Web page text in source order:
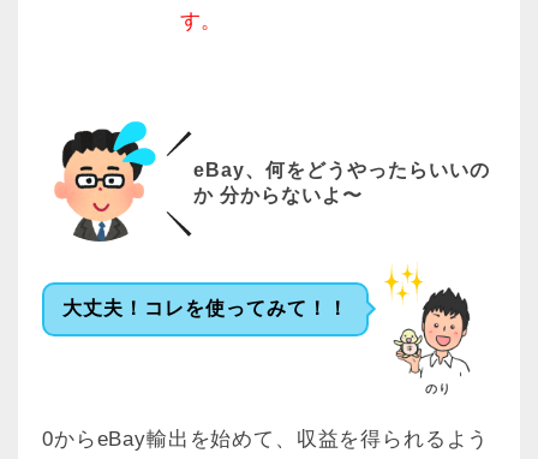
す。
eBay、何をどうやったらいいの
か 分からないよ〜
大丈夫！コレを使ってみて！！
のり
0からeBay輸出を始めて、収益を得られるよう